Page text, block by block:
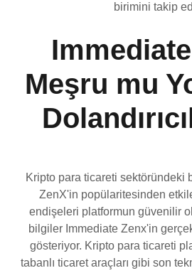
birimini takip
Meşru mu
Kripto para ticareti sektöründeki
ZenX'in popülaritesinden
endişeleri platformun güvenilir
bilgiler Immediate Zenx'in
gösteriyor. Kripto para ticareti
tabanlı ticaret araçları gibi son